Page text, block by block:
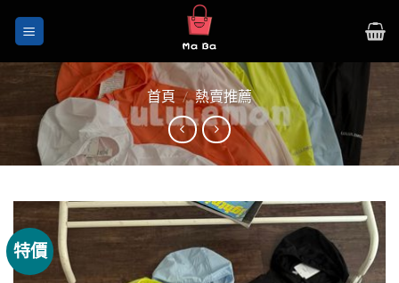
首頁 / 熱賣推薦
特價